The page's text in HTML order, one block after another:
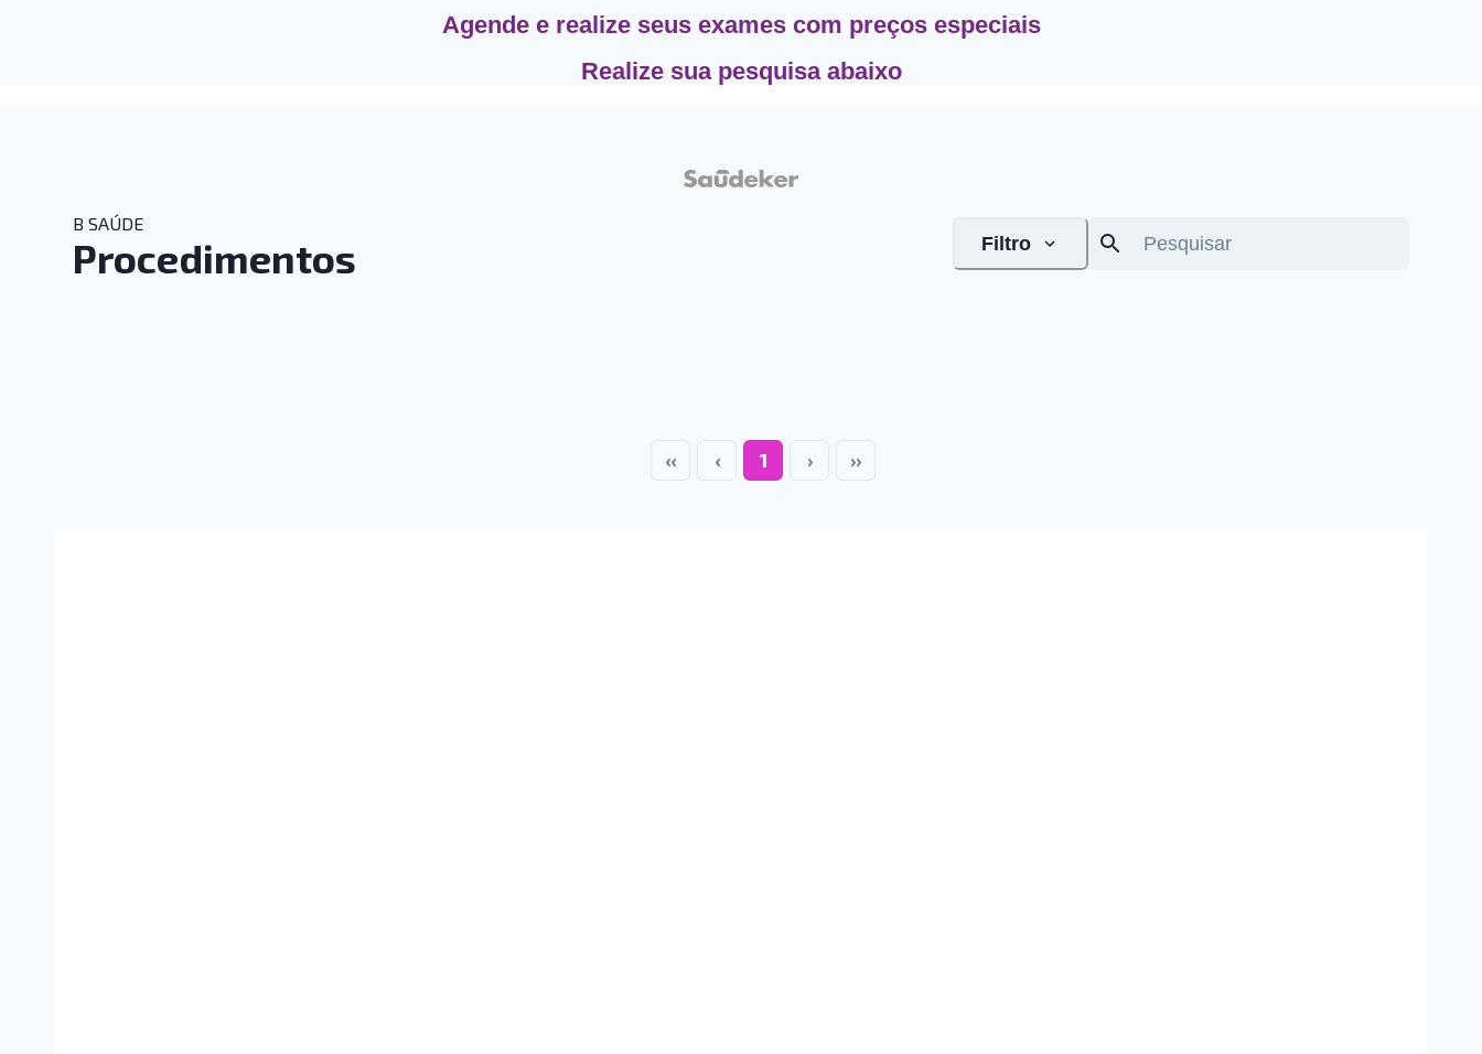
Agende e realize seus exames com preços especiais
Realize sua pesquisa abaixo